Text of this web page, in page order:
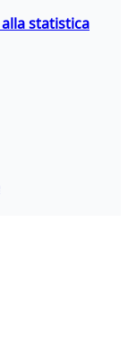
statistica